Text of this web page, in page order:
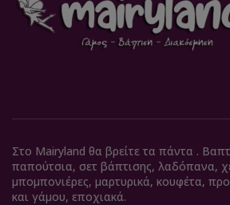
Στο Mairyland θα βρείτε τα πάντα .
παπούτσια, σετ βάπτισης, λαδόπανα,
μπομπονιέρες, μαρτυρικά, κουφέτα,
και γάμου, εποχιακά.